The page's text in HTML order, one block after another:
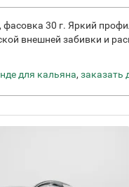
фасовка 30 г. Яркий
внешней забивки и
для кальяна, заказать